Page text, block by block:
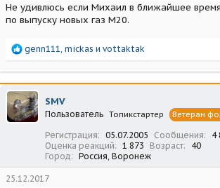
Не удивлюсь если Михаил в ближайшее
по выпуску новых газ М20.
Р
а
к
ц
и
и
genn111 mickas и vottaktak
SMV
Пользователь Топикстартер Ветеран
Регистрация 05.07.2005 Сообщения
4
Оценка реакций
1 873 Возраст
40
Город
Россия, Воронеж
25.12.2017